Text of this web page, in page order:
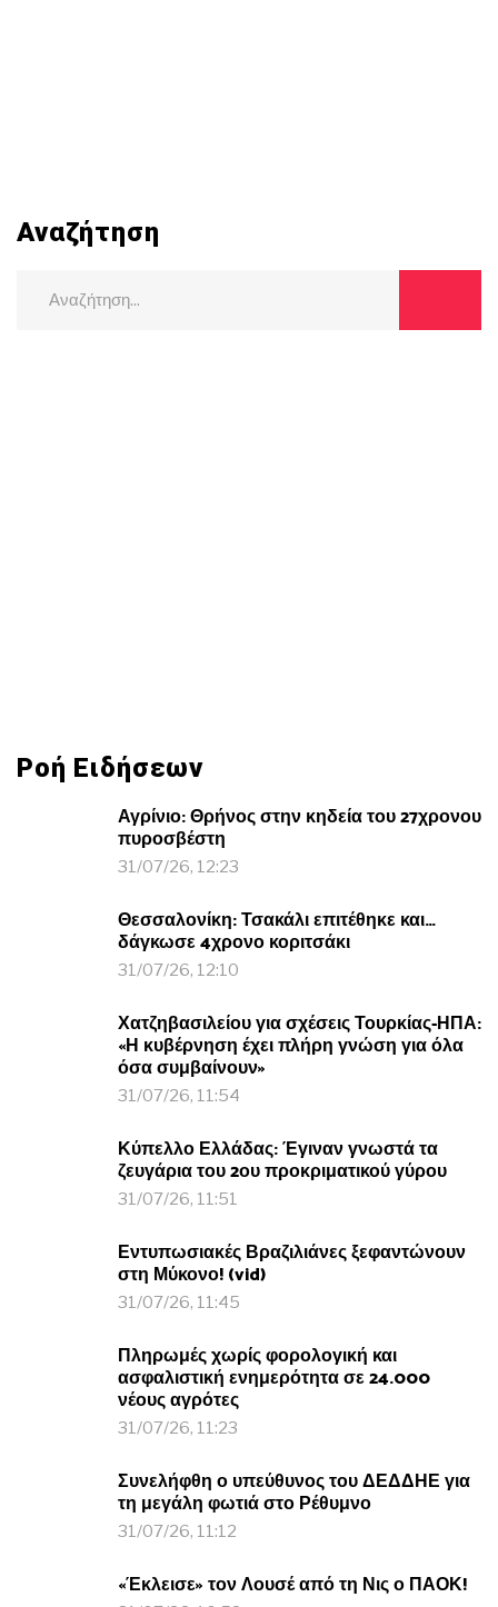
Αναζήτηση
Ροή Ειδήσεων
Αγρίνιο: Θρήνος στην κηδεία του 27χρονου
πυροσβέστη
31/07/26, 12:23
Θεσσαλονίκη: Τσακάλι επιτέθηκε και…
δάγκωσε 4χρονο κοριτσάκι
31/07/26, 12:10
Χατζηβασιλείου για σχέσεις Τουρκίας-ΗΠΑ:
«Η κυβέρνηση έχει πλήρη γνώση για όλα
όσα συμβαίνουν»
31/07/26, 11:54
Κύπελλο Ελλάδας: Έγιναν γνωστά τα
ζευγάρια του 2ου προκριματικού γύρου
31/07/26, 11:51
Εντυπωσιακές Βραζιλιάνες ξεφαντώνουν
στη Μύκονο! (vid)
31/07/26, 11:45
Πληρωμές χωρίς φορολογική και
ασφαλιστική ενημερότητα σε 24.000
νέους αγρότες
31/07/26, 11:23
Συνελήφθη ο υπεύθυνος του ΔΕΔΔΗΕ για
τη μεγάλη φωτιά στο Ρέθυμνο
31/07/26, 11:12
«Έκλεισε» τον Λουσέ από τη Νις ο ΠΑΟΚ!